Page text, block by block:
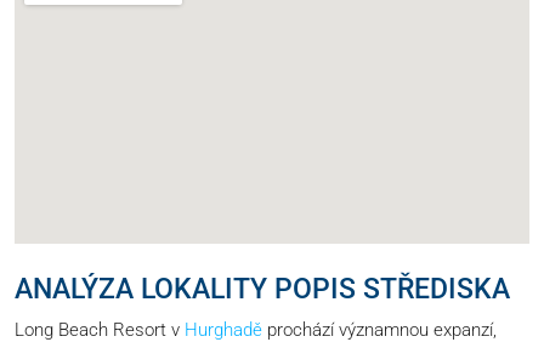
ANALÝZA LOKALITY POPIS STŘEDISKA
Long Beach Resort v Hurghadě prochází významnou expanzí,